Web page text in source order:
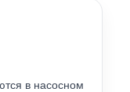
в насосном